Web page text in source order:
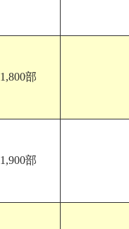
1,800部
1,900部